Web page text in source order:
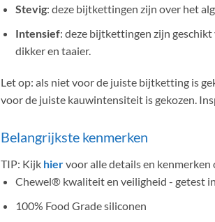
Stevig: deze bijtkettingen zijn over het
Intensief: deze bijtkettingen zijn
dikker en taaier.
Let op: als niet voor de juiste bijtketting is
voor de juiste kauwintensiteit is gekozen.
Belangrijkste kenmerken
TIP: Kijk hiervoor alle details en
Chewel® kwaliteit en veiligheid - getest
100% Food Grade siliconen